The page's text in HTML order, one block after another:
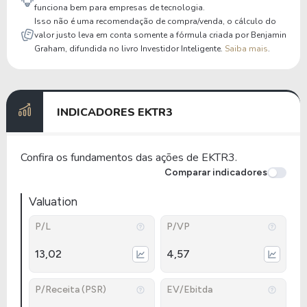
funciona bem para empresas de tecnologia.
Isso não é uma recomendação de compra/venda, o cálculo do
valor justo leva em conta somente a fórmula criada por Benjamin
Graham, difundida no livro Investidor Inteligente. Saiba mais.
INDICADORES EKTR3
Confira os fundamentos das ações de EKTR3.
Comparar indicadores
Valuation
P/L
13,02
P/VP
4,57
P/Receita (PSR) EV/Ebitda